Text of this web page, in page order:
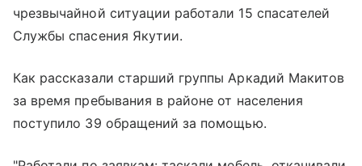
чрезвычайной ситуации работали 15 спасателей
Службы спасения Якутии.
Как рассказали старший группы Аркадий Макитов
за время пребывания в районе от населения
поступило 39 обращений за помощью.